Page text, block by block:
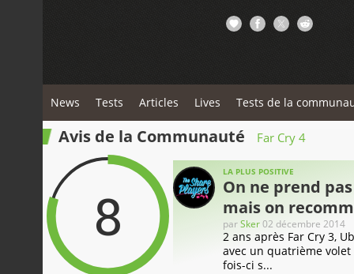
News Tests Articles Lives Tests de la
Avis de la Communauté Far Cry 4
8
LA PLUS POSITIVE
On ne prend
mais on
parSker02 décembre 2014
2 ans après Far Cry 3,
avec un quatrième
fois-ci s...